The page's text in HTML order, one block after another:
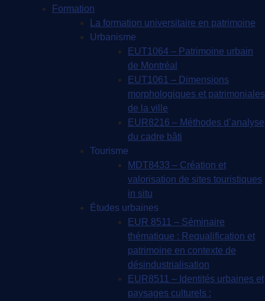
Formation
La formation universitaire en patrimoine
Urbanisme
EUT1064 – Patrimoine urbain
de Montréal
EUT1061 – Dimensions
morphologiques et patrimoniales
de la ville
EUR8216 – Méthodes d’analyse
du cadre bâti
Tourisme
MDT8433 – Création et
valorisation de sites touristiques
in situ
Études urbaines
EUR 8511 – Séminaire
thématique : Requalification et
patrimoine en contexte de
désindustrialisation
EUR8511 – Identités urbaines et
paysages culturels :